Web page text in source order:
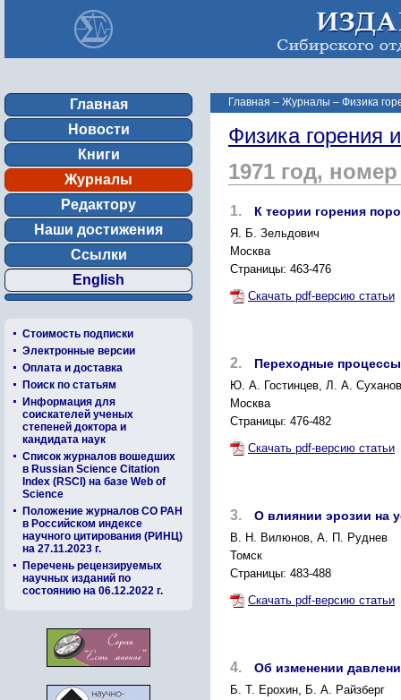
Главная
Новости
Книги
Журналы
Редактору
Наши достижения
Ссылки
English
Стоимость подписки
Электронные версии
Оплата и доставка
Поиск по статьям
Информация для
соискателей ученых
степеней доктора и
кандидата наук
Список журналов вошедших
в Russian Science Citation
Index (RSCI) на базе Web of
Science
Положение журналов СО РАН
в Российском индексе
научного цитирования (РИНЦ)
на 27.11.2023 г.
Перечень рецензируемых
научных изданий по
состоянию на 06.12.2022 г.
Главная – Журналы – Физика
Физика горения
1971 год,
1. К теории горения
Я. Б. Зельдович
Москва
Страницы: 463-476
Скачать pdf-версию статьи
2. Переходные
Ю. А. Гостинцев, Л. А.
Москва
Страницы: 476-482
Скачать pdf-версию статьи
3. О влиянии эрозии на
В. Н. Вилюнов, А. П. Руднев
Томск
Страницы: 483-488
Скачать pdf-версию статьи
4. Об изменении
Б. Т. Ерохин, Б. А. Райзберг